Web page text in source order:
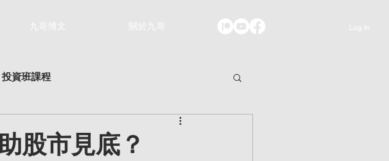
九哥博文 關於九哥 Log In
投資班課程
股市見底？